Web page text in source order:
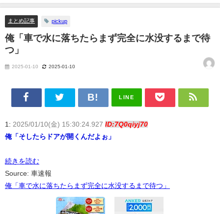
まとめ記事 pickup
俺「車で水に落ちたらまず完全に水没するまで待
つ」
2025-01-10 2025-01-10
LINE
1: 2025/01/10(金) 15:30:24.927 ID:7Q0qiyj70
俺「そしたらドアが開くんだよぉ」
続きを読む
Source: 車速報
俺「車で水に落ちたらまず完全に水没するまで待つ」